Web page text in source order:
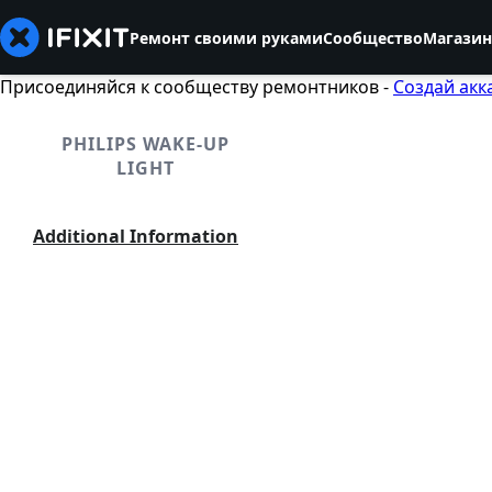
Ремонт своими рукамиСообществоМагазин
Присоединяйся к сообществу ремонтников - Создай
PHILIPS WAKE-UP
LIGHT
Additional Information